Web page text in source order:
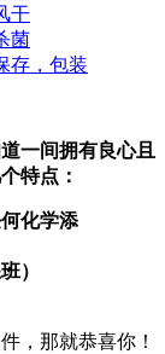
干
菌
存，包装
一间拥有良心且
特点：
化学添
）
，那就恭喜你！